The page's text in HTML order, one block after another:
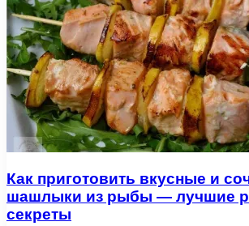
Как приготовить вкусные и
шашлыки из рыбы — лучшие
секреты